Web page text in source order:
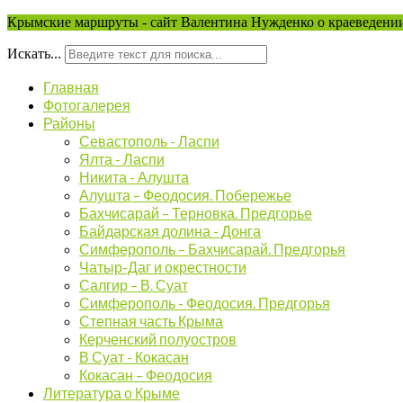
Крымские маршруты - сайт Валентина Нужденко о
Искать...
Главная
Фотогалерея
Районы
Севастополь - Ласпи
Ялта - Ласпи
Никита - Алушта
Алушта – Феодосия. Побережье
Бахчисарай – Терновка. Предгорье
Байдарская долина - Донга
Симферополь – Бахчисарай. Предгорья
Чатыр-Даг и окрестности
Салгир – В. Суат
Симферополь - Феодосия. Предгорья
Степная часть Крыма
Керченский полуостров
В Суат - Кокасан
Кокасан – Феодосия
Литература о Крыме